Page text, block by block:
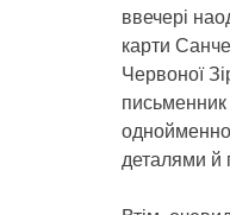
ввечері
карти
Червоної
деталями й